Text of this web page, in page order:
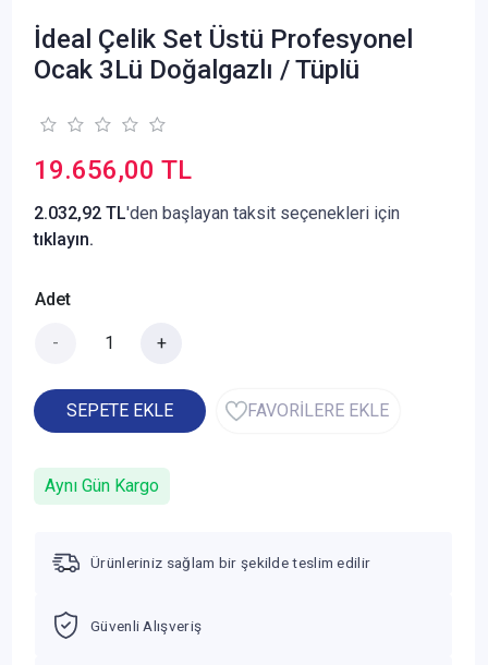
İdeal Çelik Set Üstü Profesyonel
Ocak 3Lü Doğalgazlı / Tüplü
19.656,00 TL
2.032,92 TL'den başlayan taksit seçenekleri için
tıklayın.
Adet
- +
SEPETE EKLE FAVORİLERE EKLE
Aynı Gün Kargo
Ürünleriniz sağlam bir şekilde teslim edilir
Güvenli Alışveriş